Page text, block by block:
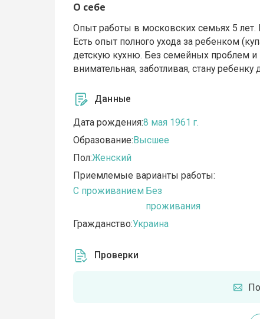
О себе
Опыт работы в московских семьях 5 лет.
Есть опыт полного ухода за ребенком
детскую кухню. Без семейных проблем и
внимательная, заботливая, стану ребенку
Данные
Дата рождения:8 мая 1961 г.
Образование:Высшее
Пол:Женский
Приемлемые варианты работы:
C проживанием Без
проживания
Гражданство:Украина
Проверки